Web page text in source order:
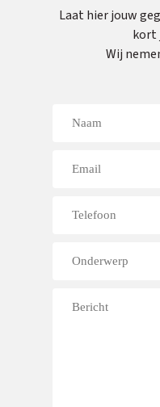
Laat hier jouw
kort
Wij